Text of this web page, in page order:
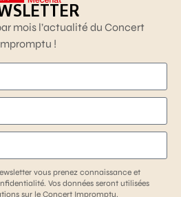
mois l’actualité du Concert
!
vous prenez connaissance et
Vos données seront utilisées
sur le Concert Impromptu.